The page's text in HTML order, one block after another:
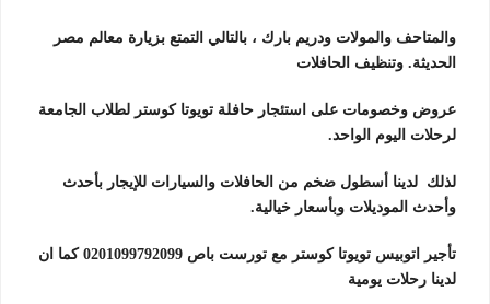
والمتاحف والمولات ودريم بارك ، بالتالي التمتع بزيارة معالم مصر
الحديثة. وتنظيف الحافلات
عروض وخصومات على استئجار حافلة تويوتا كوستر لطلاب الجامعة
لرحلات اليوم الواحد.
لذلك لدينا أسطول ضخم من الحافلات والسيارات للإيجار بأحدث
وأحدث الموديلات وبأسعار خيالية.
تأجير اتوبيس تويوتا كوستر مع تورست باص 0201099792099 كما ان
لدينا رحلات يومية